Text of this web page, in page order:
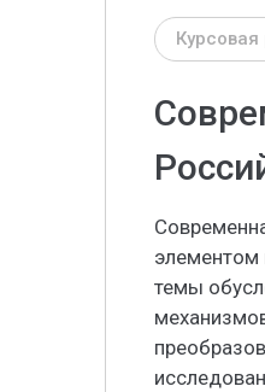
Курсовая
элементом
темы